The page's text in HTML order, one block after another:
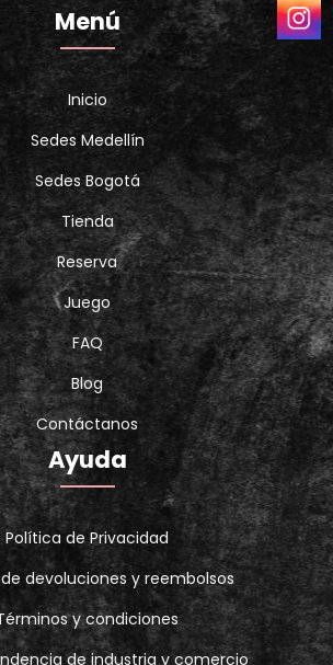
Menú
Inicio
Sedes Medellín
Sedes Bogotá
Tienda
Reserva
Juego
FAQ
Blog
Contáctanos
Ayuda
Política de Privacidad
devoluciones y reembolsos
y condiciones
de industria y comercio